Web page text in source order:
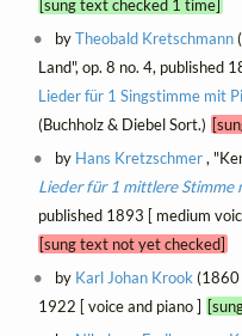
[sung text checked 1 time]
byTheobald Kretschmann
Land", op. 8 no. 4, published
Lieder für 1 Singstimme mit
(Buchholz & Diebel Sort.)
by Hans Kretzschmer,
Lieder für 1 mittlere Stimme
published 1893 [ medium
[sung text not yet checked]
by Karl Johan Krook (1860
1922 [ voice and piano ]